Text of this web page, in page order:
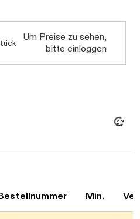
Um Preise zu sehen,
bitte einloggen
Daten werden geladen. Bitte warten...
Min.